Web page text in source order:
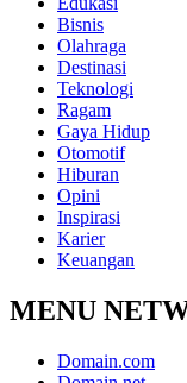
Bisnis
Olahraga
Destinasi
Teknologi
Ragam
Gaya Hidup
Otomotif
Hiburan
Opini
Inspirasi
Karier
Keuangan
MENU
Domain.com